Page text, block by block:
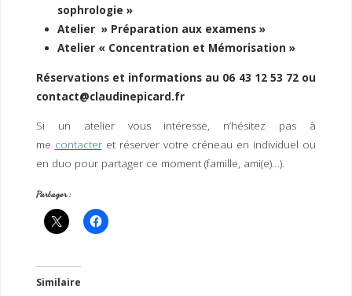
sophrologie »
Atelier » Préparation aux examens »
Atelier « Concentration et Mémorisation »
Réservations et informations au 06 43 12 53 72 ou
contact@claudinepicard.fr
Si un atelier vous intéresse, n’hésitez pas à
me contacteret réserver votre créneau en individuel ou
en duo pour partager ce moment (famille, ami(e)…).
Partager :
Similaire